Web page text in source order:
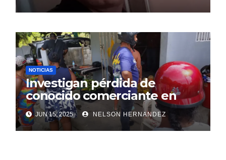
NOTICIAS
Investigan pérdida de
conocido comerciante en
Sosúa
JUN 15, 2025 NELSON HERNANDEZ